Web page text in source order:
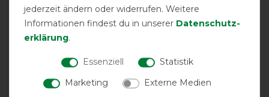
jederzeit ändern oder widerrufen. Weitere
Informationen findest du in unserer Daten­schutz­
erklärung.
Essenziell
Statistik
Marketing
Externe Medien